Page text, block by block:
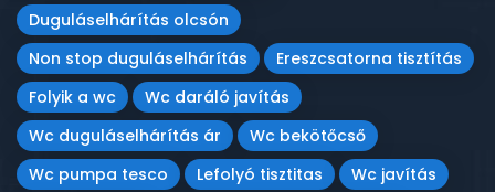
Duguláselhárítás olcsón
Non stop duguláselhárítás
Ereszcsatorna tisztítás
Folyik a wc
Wc daráló javítás
Wc duguláselhárítás ár
Wc bekötőcső
Wc pumpa tesco
Lefolyó tisztitas
Wc javítás